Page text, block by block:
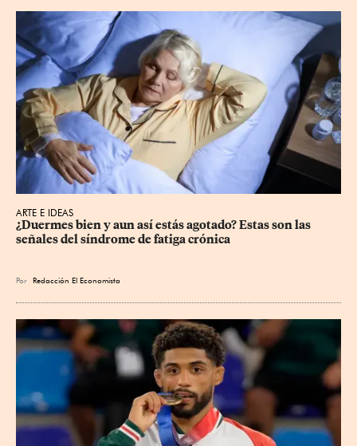
ARTE E IDEAS
¿Duermes bien y aun así estás agotado? Estas son las
señales del síndrome de fatiga crónica
Por Redacción El Economista